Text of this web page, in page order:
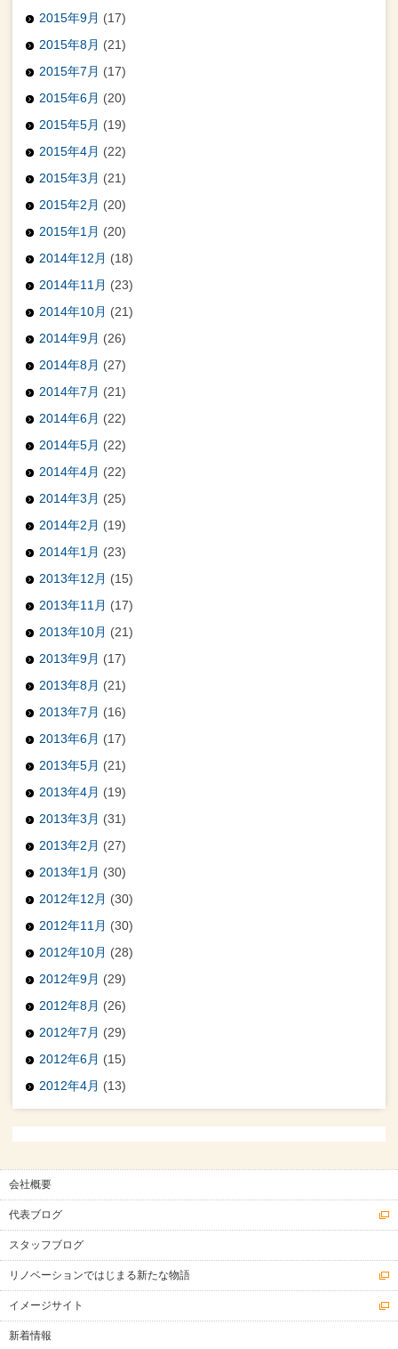
2015年9月 (17)
2015年8月 (21)
2015年7月 (17)
2015年6月 (20)
2015年5月 (19)
2015年4月 (22)
2015年3月 (21)
2015年2月 (20)
2015年1月 (20)
2014年12月 (18)
2014年11月 (23)
2014年10月 (21)
2014年9月 (26)
2014年8月 (27)
2014年7月 (21)
2014年6月 (22)
2014年5月 (22)
2014年4月 (22)
2014年3月 (25)
2014年2月 (19)
2014年1月 (23)
2013年12月 (15)
2013年11月 (17)
2013年10月 (21)
2013年9月 (17)
2013年8月 (21)
2013年7月 (16)
2013年6月 (17)
2013年5月 (21)
2013年4月 (19)
2013年3月 (31)
2013年2月 (27)
2013年1月 (30)
2012年12月 (30)
2012年11月 (30)
2012年10月 (28)
2012年9月 (29)
2012年8月 (26)
2012年7月 (29)
2012年6月 (15)
2012年4月 (13)
会社概要
代表ブログ
スタッフブログ
リノベーションではじまる新たな物語
イメージサイト
新着情報